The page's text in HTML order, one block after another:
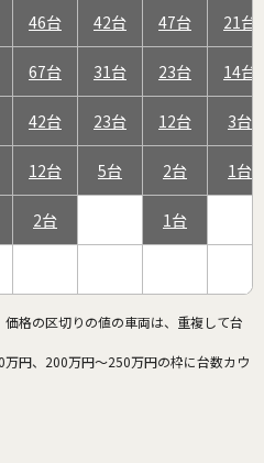
46 42 47 21
67 31 23 14
42 23 12 3
12 5 2 1
2 1
格の区切りの値の車両は、重複して台
円、200万円～250万円の枠に台数カウ